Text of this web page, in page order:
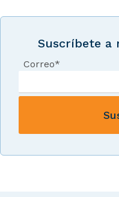
Suscríbete a
Correo*